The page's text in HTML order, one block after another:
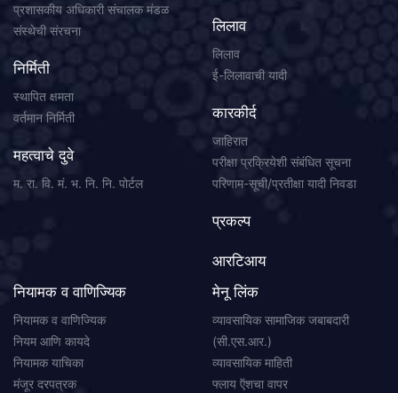
प्रशासकीय अधिकारी संचालक मंडळ
संस्थेची संरचना
निर्मिती
स्थापित क्षमता
वर्तमान निर्मिती
महत्वाचे दुवे
म. रा. वि. मं. भ. नि. नि. पोर्टल
लिलाव
लिलाव
ई-लिलावाची यादी
कारकीर्द
जाहिरात
परीक्षा प्रक्रियेशी संबंधित सूचना
परिणाम-सूची/प्रतीक्षा यादी निवडा
प्रकल्प
आरटिआय
नियामक व वाणिज्यिक
नियामक व वाणिज्यिक
नियम आणि कायदे
नियामक याचिका
मंजूर दरपत्रक
मेनू लिंक
व्यावसायिक सामाजिक जबाबदारी
(सी.एस.आर.)
व्यावसायिक माहिती
फ्लाय ऍशचा वापर